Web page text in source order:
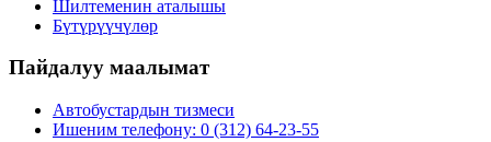
Шилтеменин аталышы
Бүтүрүүчүлөр
Пайдалуу маалымат
Автобустардын тизмеси
Ишеним телефону: 0 (312) 64-23-55